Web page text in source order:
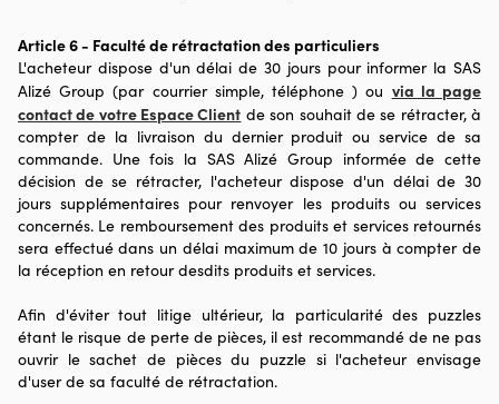
Article 6 - Faculté de rétractation des particuliers
L'acheteur dispose d'un délai de 30 jours pour informer la SAS
Alizé Group (par courrier simple, téléphone ) ou via la page
contact de votre Espace Client de son souhait de se rétracter, à
compter de la livraison du dernier produit ou service de sa
commande. Une fois la SAS Alizé Group informée de cette
décision de se rétracter, l'acheteur dispose d'un délai de 30
jours supplémentaires pour renvoyer les produits ou services
concernés. Le remboursement des produits et services retournés
sera effectué dans un délai maximum de 10 jours à compter de
la réception en retour desdits produits et services.
Afin d'éviter tout litige ultérieur, la particularité des puzzles
étant le risque de perte de pièces, il est recommandé de ne pas
ouvrir le sachet de pièces du puzzle si l'acheteur envisage
d'user de sa faculté de rétractation.